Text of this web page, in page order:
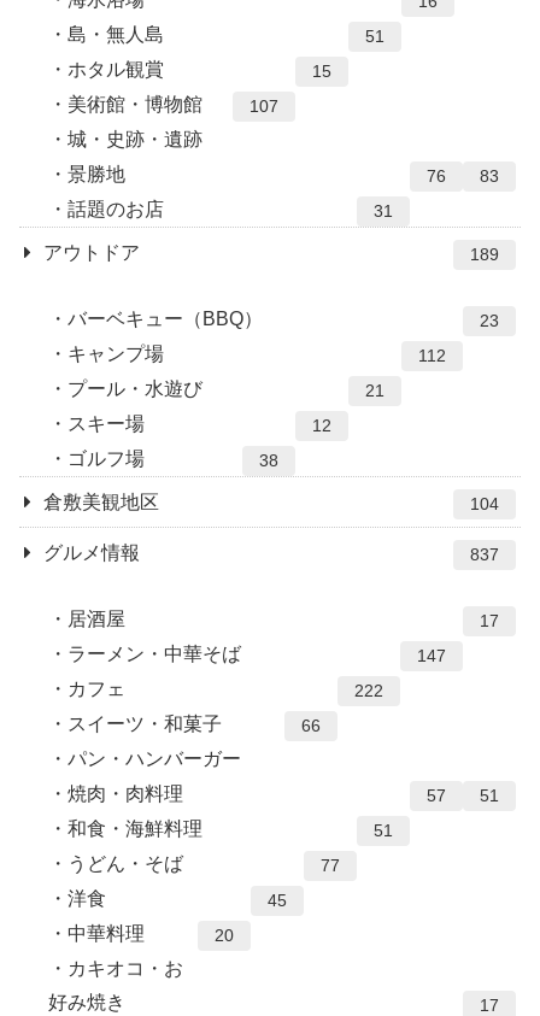
島・無人島 51
ホタル観賞 15
美術館・博物館 107
城・史跡・遺跡
83
景勝地 76
話題のお店 31
アウトドア 189
バーベキュー（BBQ） 23
キャンプ場 112
プール・水遊び 21
スキー場 12
ゴルフ場 38
倉敷美観地区 104
グルメ情報 837
居酒屋 17
ラーメン・中華そば 147
カフェ 222
スイーツ・和菓子 66
パン・ハンバーガー
51
焼肉・肉料理 57
和食・海鮮料理 51
うどん・そば 77
洋食 45
中華料理 20
カキオコ・お
好み焼き
17